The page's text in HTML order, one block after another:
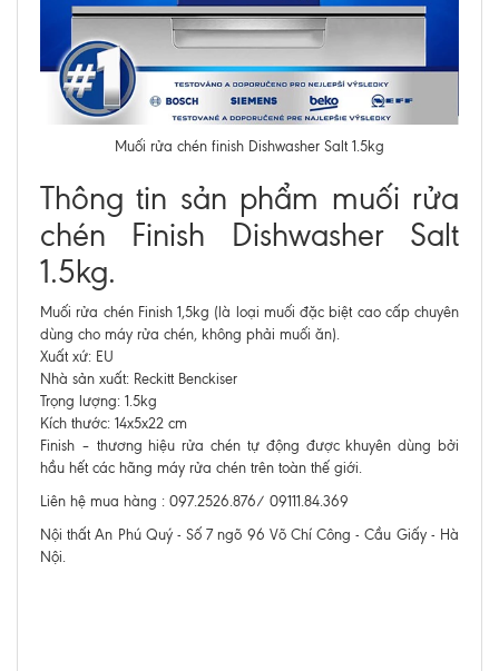
Muối rửa chén finish Dishwasher Salt 1.5kg
Thông tin sản phẩm muối rửa
chén Finish Dishwasher Salt
1.5kg.
Muối rửa chén Finish 1,5kg (là loại muối đặc biệt cao cấp chuyên
dùng cho máy rửa chén, không phải muối ăn).
Xuất xứ: EU
Nhà sản xuất: Reckitt Benckiser
Trọng lượng: 1.5kg
Kích thước: 14x5x22 cm
Finish – thương hiệu rửa chén tự động được khuyên dùng bởi
hầu hết các hãng máy rửa chén trên toàn thế giới.
Liên hệ mua hàng : 097.2526.876/ 09111.84.369
Nội thất An Phú Quý - Số 7 ngõ 96 Võ Chí Công - Cầu Giấy - Hà
Nội.